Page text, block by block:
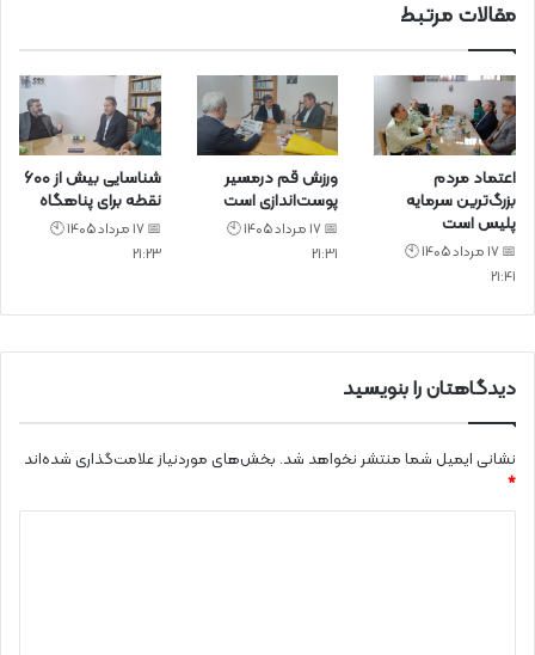
مقالات مرتبط
اعتماد مردم
بزرگ‌ترین سرمایه
پلیس است
📅 17 مرداد 1405 🕙
21:41
ورزش قم درمسیر
پوست‌اندازی است
📅 17 مرداد 1405 🕙
21:31
شناسایی بیش از ۶۰۰
نقطه برای پناهگاه
📅 17 مرداد 1405 🕙
21:23
دیدگاهتان را بنویسید
نشانی ایمیل شما منتشر نخواهد شد. بخش‌های موردنیاز علامت‌گذاری شده‌اند
*